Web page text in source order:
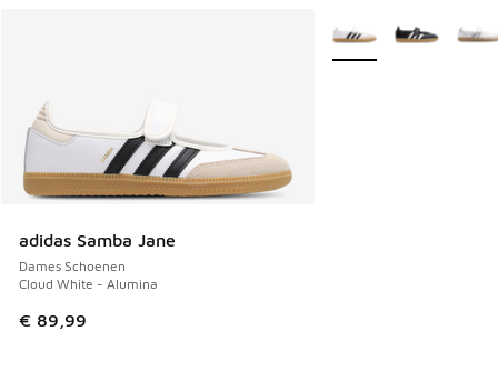
adidas Samba Jane
Dames Schoenen
Cloud White - Alumina
€ 89,99
Meer kleuren